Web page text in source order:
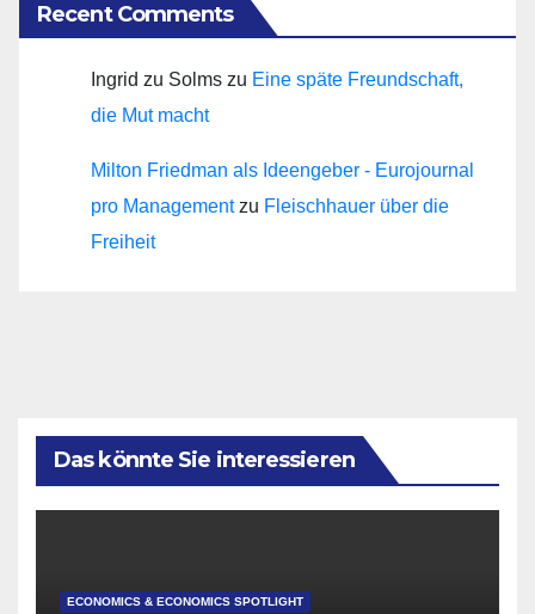
Recent Comments
Ingrid zu Solms zu Eine späte Freundschaft,
die Mut macht
Milton Friedman als Ideengeber - Eurojournal
pro Managementzu Fleischhauer über die
Freiheit
Das könnte Sie interessieren
ECONOMICS & ECONOMICS SPOTLIGHT